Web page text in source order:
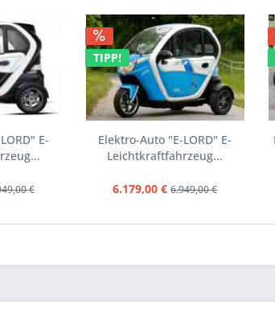
E-
€
TIPP!
Elektro-Auto "E-LORD" E-
Leichtkraftfahrzeug...
6.179,00 € 6.949,00 €